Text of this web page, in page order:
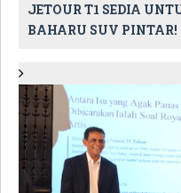
JETOUR T1 SEDIA
BAHARU SUV PINTAR!